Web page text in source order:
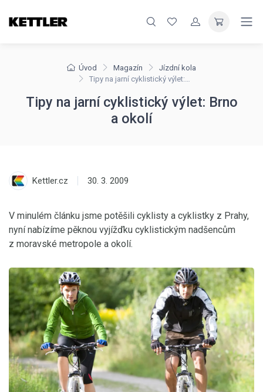
Úvod Magazín
Jízdní kola
Tipy na jarní cyklistický výlet: Brno a okolí
Tipy na jarní cyklistický výlet: Brno
a okolí
Kettler.cz 30. 3. 2009
V minulém článku jsme potěšili cyklisty a cyklistky z Prahy,
nyní nabízíme pěknou vyjížďku cyklistickým nadšencům
z moravské metropole a okolí.